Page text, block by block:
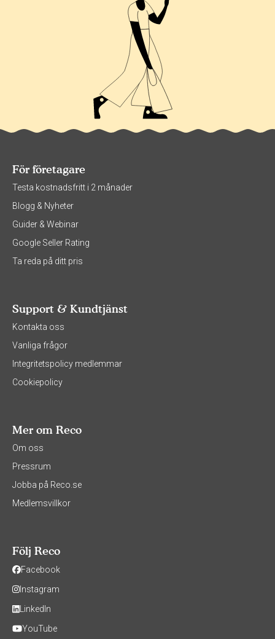
För företagare
Testa kostnadsfritt i 2 månader
Blogg & Nyheter
Guider & Webinar
Google Seller Rating
Ta reda på ditt pris
Support & Kundtjänst
Kontakta oss
Vanliga frågor
Integritetspolicy medlemmar
Cookiepolicy
Mer om Reco
Om oss
Pressrum
Jobba på Reco.se
Medlemsvillkor
Följ Reco
Facebook
Instagram
LinkedIn
YouTube